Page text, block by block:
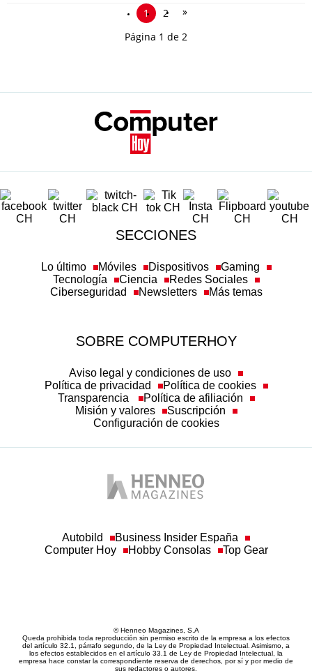
1 2
»
Página 1 de 2
SECCIONES
Lo último Móviles Dispositivos
Gaming
Tecnología
Ciencia
Redes Sociales
Ciberseguridad
Newsletters Más temas
SOBRE COMPUTERHOY
Aviso legal y condiciones de uso
Política de privacidad
Política de cookies
Transparencia
Política de afiliación
Misión y valores
Suscripción
Configuración de cookies
Autobild
Business Insider España
Computer Hoy
Hobby Consolas Top Gear
© Henneo Magazines, S.A
Queda prohibida toda reproducción sin permiso escrito de la empresa a los efectos
del artículo 32.1, párrafo segundo, de la Ley de Propiedad Intelectual. Asimismo, a
los efectos establecidos en el artículo 33.1 de Ley de Propiedad Intelectual, la
empresa hace constar la correspondiente reserva de derechos, por sí y por medio de
sus redactores o autores.